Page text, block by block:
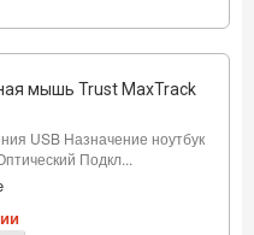
мышь Trust MaxTrack
USB Назначение ноутбук
Подкл...